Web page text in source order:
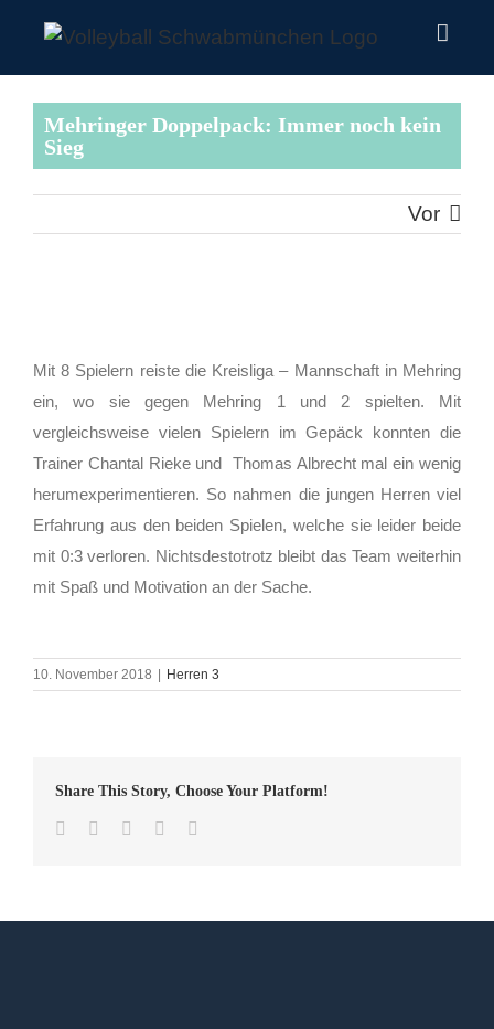
Inhalt
springen
Mehringer Doppelpack: Immer noch kein
Sieg
Vor
Bild
Mit 8 Spielern reiste die Kreisliga – Mannschaft in Mehring
ein, wo sie gegen Mehring 1 und 2 spielten. Mit
vergleichsweise vielen Spielern im Gepäck konnten die
Trainer Chantal Rieke und Thomas Albrecht mal ein wenig
herumexperimentieren. So nahmen die jungen Herren viel
Erfahrung aus den beiden Spielen, welche sie leider beide
mit 0:3 verloren. Nichtsdestotrotz bleibt das Team weiterhin
mit Spaß und Motivation an der Sache.
10. November 2018 Herren 3
Share This Story, Choose Your Platform!
Facebook
TwitterLinkedInWhatsApp